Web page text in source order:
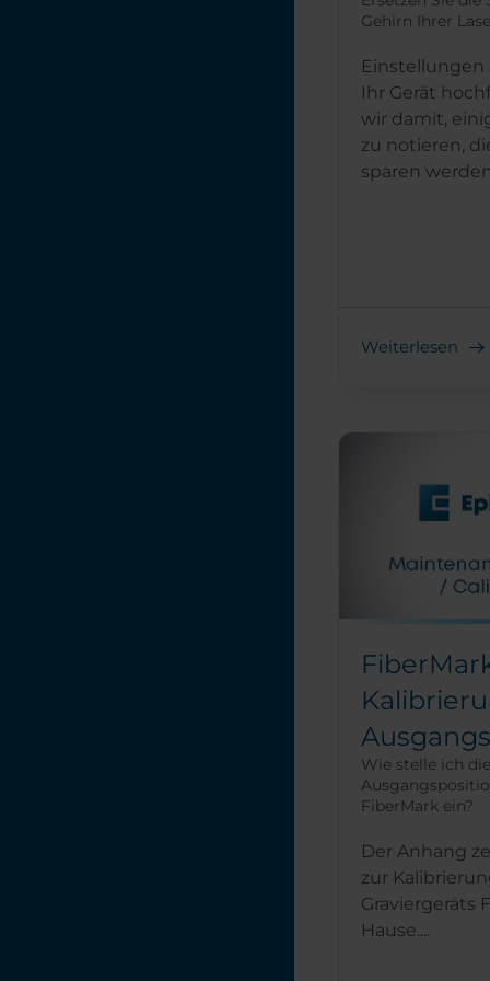
Gehirn Ihrer
Einstellungen
Ihr Gerät
wir damit,
zu notieren,
sparen
Weiterlesen
Wie stelle ich
FiberMark ein?
Der Anhang
zur
Graviergeräts
Hause....